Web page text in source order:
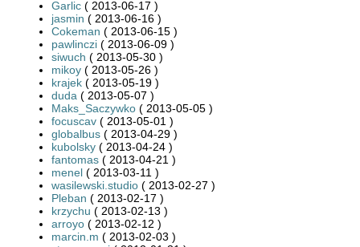
Garlic ( 2013-06-17 )
jasmin ( 2013-06-16 )
Cokeman ( 2013-06-15 )
pawlinczi ( 2013-06-09 )
siwuch ( 2013-05-30 )
mikoy ( 2013-05-26 )
krajek ( 2013-05-19 )
duda ( 2013-05-07 )
Maks_Saczywko ( 2013-05-05 )
focuscav ( 2013-05-01 )
globalbus ( 2013-04-29 )
kubolsky ( 2013-04-24 )
fantomas ( 2013-04-21 )
menel ( 2013-03-11 )
wasilewski.studio ( 2013-02-27 )
Pleban ( 2013-02-17 )
krzychu ( 2013-02-13 )
arroyo ( 2013-02-12 )
marcin.m ( 2013-02-03 )